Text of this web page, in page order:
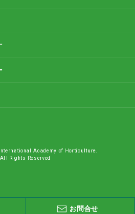
Academy of Horticulture.
All Rights Reserved
お問合せ